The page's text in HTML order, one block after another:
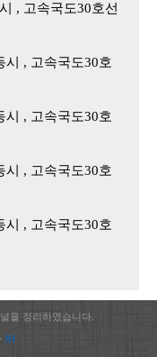
, 고속국도30호선
시 , 고속국도30호
시 , 고속국도30호
시 , 고속국도30호
시 , 고속국도30호
을 정리하였습니다.
JH